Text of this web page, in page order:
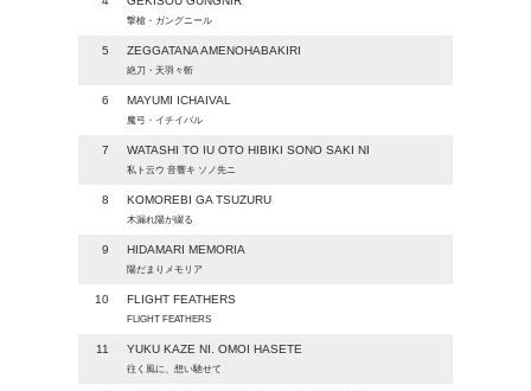
撃槍・ガングニール
5 ZEGGATANA AMENOHABAKIRI
絶刀・天羽々斬
6 MAYUMI ICHAIVAL
魔弓・イチイバル
7 WATASHI TO IU OTO HIBIKI SONO SAKI NI
私ト云ウ 音響キ ソノ先ニ
8 KOMOREBI GA TSUZURU
木漏れ陽が綴る
9 HIDAMARI MEMORIA
陽だまりメモリア
10 FLIGHT FEATHERS
FLIGHT FEATHERS
11 YUKU KAZE NI. OMOI HASETE
往く風に、想い馳せて